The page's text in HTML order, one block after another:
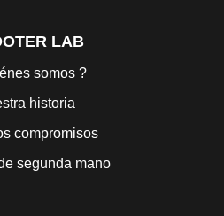
LAB
somos ?
historia
compromisos
segunda mano